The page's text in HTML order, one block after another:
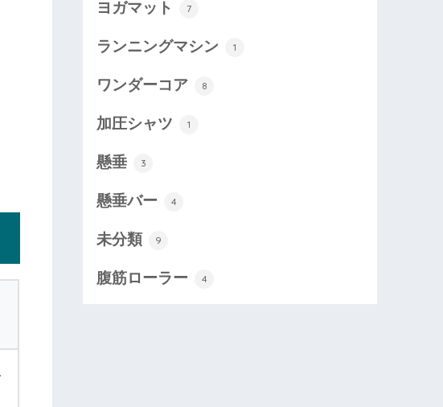
ヨガマット 7
ランニングマシン 1
ワンダーコア 8
加圧シャツ 1
懸垂 3
懸垂バー 4
未分類 9
腹筋ローラー 4